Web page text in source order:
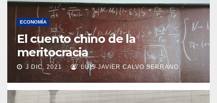
ECONOMÍA
El cuento chino de la
meritocracia
J DIC, 2021 LUIS JAVIER CALVO SERRANO